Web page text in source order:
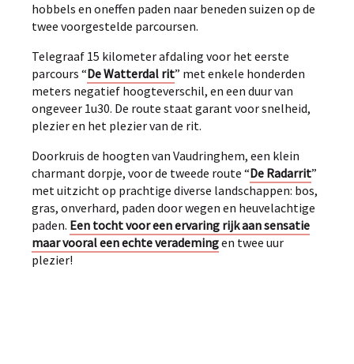
hobbels en oneffen paden naar beneden suizen op de
twee voorgestelde parcoursen.
Telegraaf 15 kilometer afdaling voor het eerste
parcours “De Watterdal rit” met enkele honderden
meters negatief hoogteverschil, en een duur van
ongeveer 1u30. De route staat garant voor snelheid,
plezier en het plezier van de rit.
Doorkruis de hoogten van Vaudringhem, een klein
charmant dorpje, voor de tweede route “De Radarrit”
met uitzicht op prachtige diverse landschappen: bos,
gras, onverhard, paden door wegen en heuvelachtige
paden. Een tocht voor een ervaring rijk aan sensatie
maar vooral een echte verademingen twee uur
plezier!